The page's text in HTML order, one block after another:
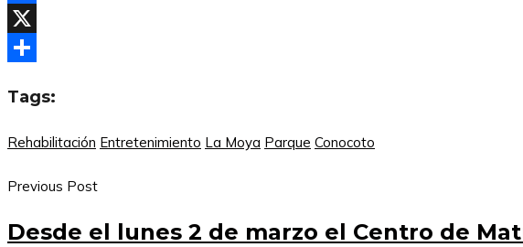
Facebook
X
Tags:
Rehabilitación Entretenimiento La Moya Parque Conocoto
Previous Post
Desde el lunes 2 de marzo el Centro de